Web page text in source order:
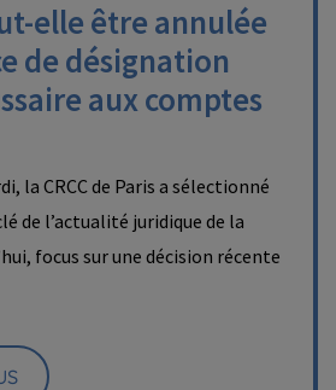
elle être annulée
de désignation
aux comptes
la CRCC de Paris a sélectionné
de l’actualité juridique de la
focus sur une décision récente